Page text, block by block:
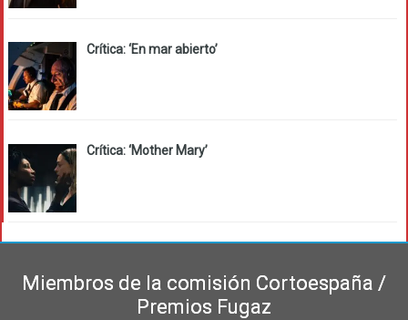
Crítica: ‘En mar abierto’
Crítica: ‘Mother Mary’
Miembros de la comisión Cortoespaña /
Premios Fugaz